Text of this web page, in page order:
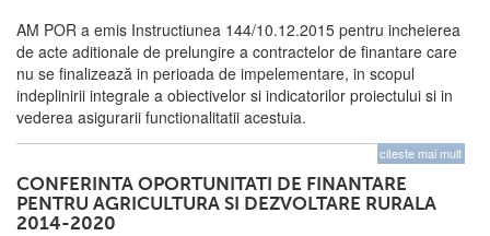
AM POR a emis Instructiunea 144/10.12.2015 pentru incheierea
de acte aditionale de prelungire a contractelor de finantare care
nu se finalizează in perioada de impelementare, in scopul
indeplinirii integrale a obiectivelor si indicatorilor proiectului si in
vederea asigurarii functionalitatii acestuia.
citeste mai mult
CONFERINTA OPORTUNITATI DE FINANTARE
PENTRU AGRICULTURA SI DEZVOLTARE RURALA
2014-2020